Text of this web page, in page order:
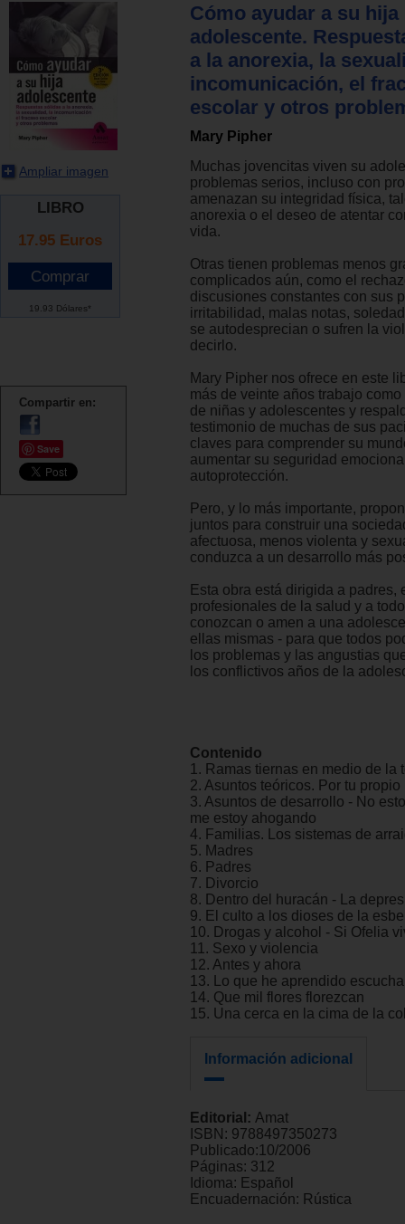
Ampliar imagen
LIBRO
17.95 Euros
19.93 Dólares*
Compartir en:
Save
Cómo ayudar a su hija
adolescente.
a la anorexia, la
incomunicación, el
escolar y otros
Mary Pipher
Muchas jovencitas viven su
problemas serios, incluso con
amenazan su integridad física,
anorexia o el deseo de atentar
vida.
Otras tienen problemas menos
complicados aún, como el
discusiones constantes con sus
irritabilidad, malas notas,
se autodesprecian o sufren la
decirlo.
Mary Pipher nos ofrece en este
más de veinte años trabajo
de niñas y adolescentes y
testimonio de muchas de sus
claves para comprender su
aumentar su seguridad
autoprotección.
Pero, y lo más importante,
juntos para construir una
afectuosa, menos violenta y
conduzca a un desarrollo más
Esta obra está dirigida a padres,
profesionales de la salud y a
conozcan o amen a una
ellas mismas - para que todos
los problemas y las angustias
los conflictivos años de la
Contenido
1. Ramas tiernas en medio de la
2. Asuntos teóricos. Por tu propio
3. Asuntos de desarrollo - No
me estoy ahogando
4. Familias. Los sistemas de
5. Madres
6. Padres
7. Divorcio
8. Dentro del huracán - La
9. El culto a los dioses de la
10. Drogas y alcohol - Si Ofelia
11. Sexo y violencia
12. Antes y ahora
13. Lo que he aprendido
14. Que mil flores florezcan
15. Una cerca en la cima de la
Información adicional
Editorial: Amat
ISBN: 9788497350273
Publicado:10/2006
Páginas: 312
Idioma: Español
Encuadernación: Rústica